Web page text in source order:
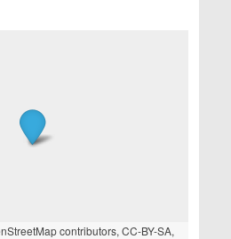
contributors, CC-BY-SA,